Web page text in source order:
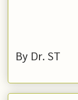
By Dr. ST